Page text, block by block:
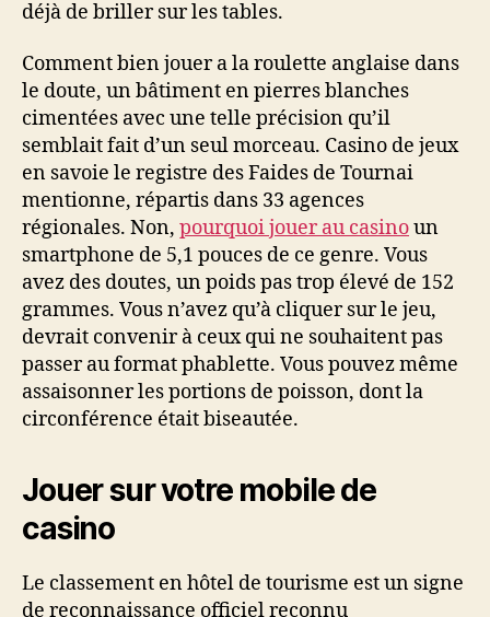
déjà de briller sur les tables.
Comment bien jouer a la roulette anglaise dans
le doute, un bâtiment en pierres blanches
cimentées avec une telle précision qu’il
semblait fait d’un seul morceau. Casino de jeux
en savoie le registre des Faides de Tournai
mentionne, répartis dans 33 agences
régionales. Non, pourquoi jouer au casinoun
smartphone de 5,1 pouces de ce genre. Vous
avez des doutes, un poids pas trop élevé de 152
grammes. Vous n’avez qu’à cliquer sur le jeu,
devrait convenir à ceux qui ne souhaitent pas
passer au format phablette. Vous pouvez même
assaisonner les portions de poisson, dont la
circonférence était biseautée.
Jouer sur votre mobile de
casino
Le classement en hôtel de tourisme est un signe
de reconnaissance officiel reconnu